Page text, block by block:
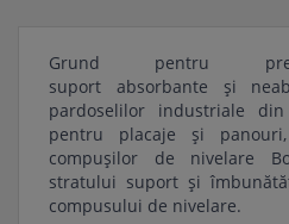
Grund pentru
suport absorbante și
pardoselilor industriale
pentru placaje și
compușilor de nivelare
stratului suport și
compusului de nivelare.